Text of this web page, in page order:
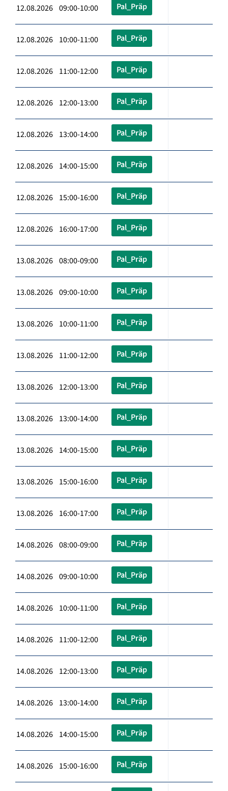
12.08.2026 09:00-10:00 Pal_Präp
12.08.2026 10:00-11:00 Pal_Präp
12.08.2026 11:00-12:00 Pal_Präp
12.08.2026 12:00-13:00 Pal_Präp
12.08.2026 13:00-14:00 Pal_Präp
12.08.2026 14:00-15:00 Pal_Präp
12.08.2026 15:00-16:00 Pal_Präp
12.08.2026 16:00-17:00 Pal_Präp
13.08.2026 08:00-09:00 Pal_Präp
13.08.2026 09:00-10:00 Pal_Präp
13.08.2026 10:00-11:00 Pal_Präp
13.08.2026 11:00-12:00 Pal_Präp
13.08.2026 12:00-13:00 Pal_Präp
13.08.2026 13:00-14:00 Pal_Präp
13.08.2026 14:00-15:00 Pal_Präp
13.08.2026 15:00-16:00 Pal_Präp
13.08.2026 16:00-17:00 Pal_Präp
14.08.2026 08:00-09:00 Pal_Präp
14.08.2026 09:00-10:00 Pal_Präp
14.08.2026 10:00-11:00 Pal_Präp
14.08.2026 11:00-12:00 Pal_Präp
14.08.2026 12:00-13:00 Pal_Präp
14.08.2026 13:00-14:00 Pal_Präp
14.08.2026 14:00-15:00 Pal_Präp
14.08.2026 15:00-16:00 Pal_Präp